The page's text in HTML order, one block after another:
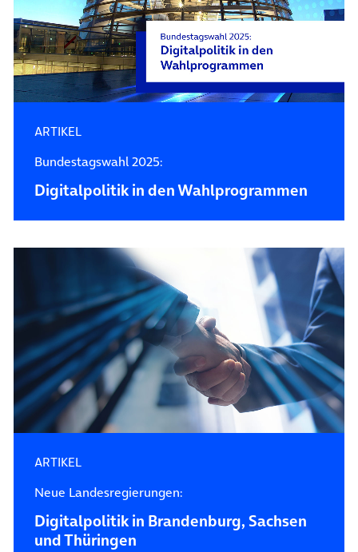
ARTIKEL
Bundestagswahl 2025:
Digitalpolitik in den Wahlprogrammen
ARTIKEL
Neue Landesregierungen:
Digitalpolitik in Brandenburg, Sachsen
und Thüringen